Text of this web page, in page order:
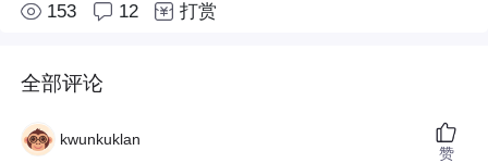
153 12 打赏
全部评论
kwunkuklan
赞